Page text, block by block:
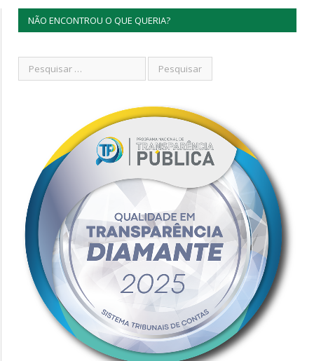
NÃO ENCONTROU O QUE QUERIA?